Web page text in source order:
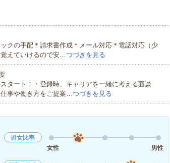
クの手配＊請求書作成＊メール対応＊電話対応（少
えていけるので安…つづきを見る
タート！・登録時、キャリアを一緒に考える面談
仕事や働き方をご提案…つづきを見る
男女比率
女性
男性